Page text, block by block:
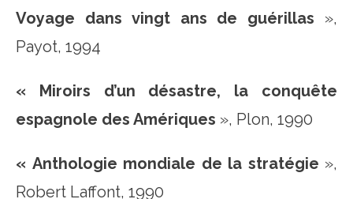
Voyage dans vingt ans de guérillas »,
Payot, 1994
« Miroirs d’un désastre, la conquête
espagnole des Amériques », Plon, 1990
« Anthologie mondiale de la stratégie »,
Robert Laffont, 1990